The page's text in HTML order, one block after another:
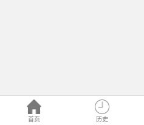
首页 历史